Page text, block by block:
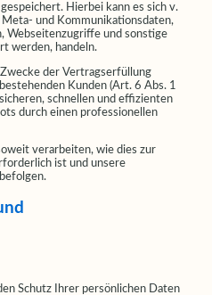
Hierbei kann es sich v.
und Kommunikationsdaten,
Webseitenzugriffe und sonstige
werden, handeln.
der Vertragserfüllung
Kunden (Art. 6 Abs. 1
schnellen und effizienten
durch einen professionellen
verarbeiten, wie dies zur
ist und unsere
Schutz Ihrer persönlichen Daten